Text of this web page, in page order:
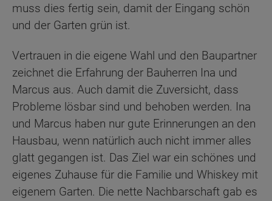
muss dies fertig sein, damit der Eingang schön
und der Garten grün ist.
Vertrauen in die eigene Wahl und den Baupartner
zeichnet die Erfahrung der Bauherren Ina und
Marcus aus. Auch damit die Zuversicht, dass
Probleme lösbar sind und behoben werden. Ina
und Marcus haben nur gute Erinnerungen an den
Hausbau, wenn natürlich auch nicht immer alles
glatt gegangen ist. Das Ziel war ein schönes und
eigenes Zuhause für die Familie und Whiskey mit
eigenem Garten. Die nette Nachbarschaft gab es